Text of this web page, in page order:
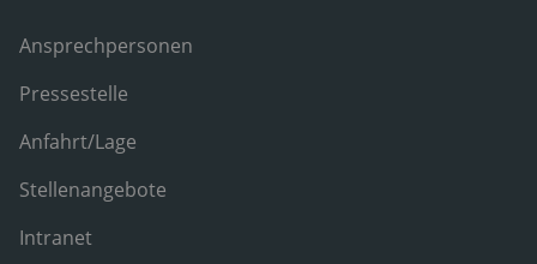
Ansprechpersonen
Pressestelle
Anfahrt/Lage
Stellenangebote
Intranet